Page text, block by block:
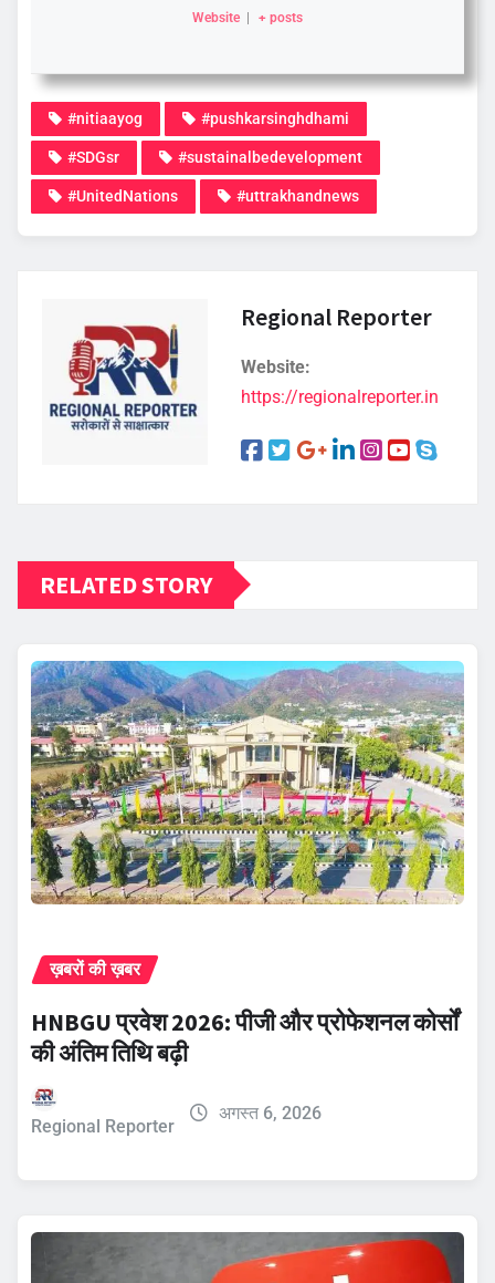
Website | + posts
#nitiaayog #pushkarsinghdhami
#SDGsr #sustainalbedevelopment
#UnitedNations #uttrakhandnews
Regional Reporter
Website:
https://regionalreporter.in
RELATED STORY
ख़बरों की ख़बर
HNBGU प्रवेश 2026: पीजी और प्रोफेशनल कोर्सों
की अंतिम तिथि बढ़ी
Regional Reporter
अगस्त 6, 2026